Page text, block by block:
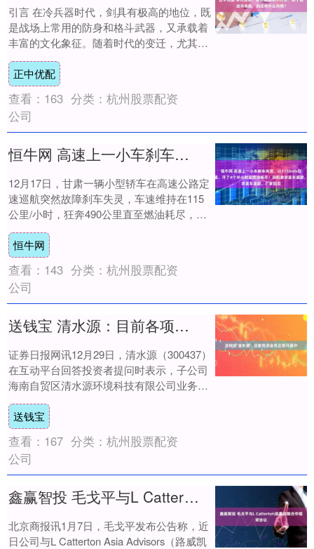
引言 在冷兵器时代，剑具有极高的地位，既
是战场上常用的防身和格斗武器，又承载着
丰富的文化象征。随着时代的变迁，尤其是
热武器的崛起，剑的地位逐渐被远程武器所
取代，....
正中优配
查看： 163 分类： 杭州股票配资
公司
恒牛网 高速上一小车刹车失灵，以115kmh狂奔490公里，开了4个半小时至燃油耗尽！司机要求退车退款，厂家回应
12月17日，甘肃一辆小型轿车在高速公路定
速巡航突然故障刹车失灵，车速维持在115
公里/小时，狂奔490公里直至燃油耗尽，最
终在交警和路政的“护航编队”下化险为....
恒牛网
查看： 143 分类： 杭州股票配资
公司
送钱宝 清水源：目前各项业务正常开展中
证券日报网讯12月29日，清水源（300437）
在互动平台回答投资者提问时表示，子公司
海南自贸区清水源环境科技有限公司业务占
比较低，对公司经营业绩影响较小，目前....
送钱宝
查看： 167 分类： 杭州股票配资
公司
鑫赢智投 毛戈平与L Catterton签署战略合作框架协议
北京商报讯1月7日，毛戈平发布公告称，近
日公司与L Catterton Asia Advisors（路威凯